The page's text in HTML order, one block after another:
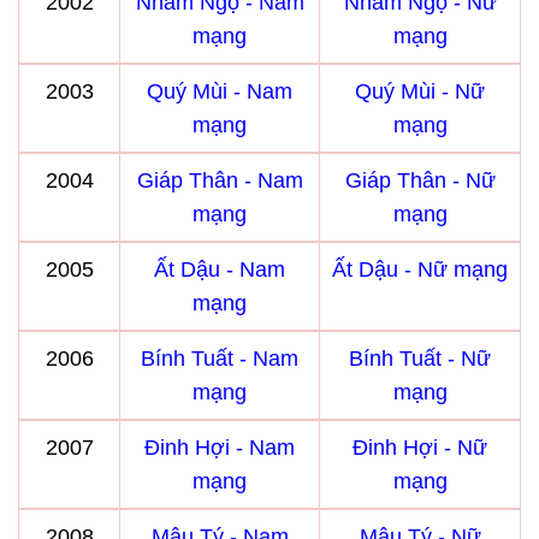
mạng
mạng
2003
Quý Mùi - Nam
mạng
Quý Mùi - Nữ
mạng
2004
Giáp Thân - Nam
mạng
Giáp Thân - Nữ
mạng
2005
Ất Dậu - Nam
mạng
Ất Dậu - Nữ mạng
2006
Bính Tuất - Nam
mạng
Bính Tuất - Nữ
mạng
2007
Đinh Hợi - Nam
mạng
Đinh Hợi - Nữ
mạng